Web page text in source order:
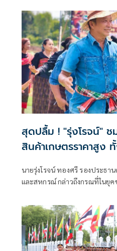
สุดปลื้ม ! "รุ่งโรจน์" ชมยุค "อนุทิน" ดัน
สินค้าเกษตรราคาสูง
ธรรม พร้อมเดินหน้า
นายรุ่งโรจน์ ทองศรี รองประธา
และสหกรณ์ กล่าวถึงกรณที่ในยุค
ว่า ในยุคของของท่านอนุทินเป็น